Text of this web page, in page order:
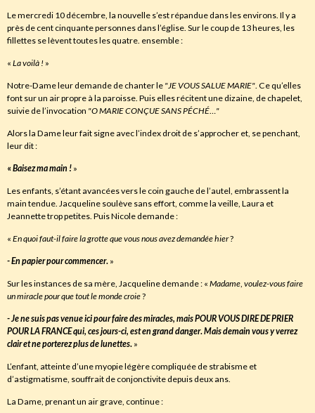
Le mercredi 10 décembre, la nouvelle s’est répandue dans les environs. Il y a
près de cent cinquante personnes dans l’église. Sur le coup de 13 heures, les
fillettes se lèvent toutes les quatre. ensemble :
« La voilà ! »
Notre-Dame leur demande de chanter le "JEVOUSSALUE MARIE". Ce qu’elles
font sur un air propre à la paroisse. Puis elles récitent une dizaine, de chapelet,
suivie de l’invocation "OMARIE CONÇUE SANS PÉCHÉ…"
Alors la Dame leur fait signe avec l’index droit de s’approcher et, se penchant,
leur dit :
«Baisez ma main ! »
Les enfants, s’étant avancées vers le coin gauche de l’autel, embrassent la
main tendue. Jacqueline soulève sans effort, comme la veille, Laura et
Jeannette trop petites. Puis Nicole demande :
« En quoi faut-il faire la grotte que vous nous avez demandée hier?
- En papier pour commencer. »
Sur les instances de sa mère, Jacqueline demande : « Madame, voulez-vous faire
un miracle pour que tout le monde croie?
- Je ne suis pas venue ici pour faire des miracles, maisPOUR VOUS DIRE DE PRIER
POUR LA FRANCEqui, ces jours-ci, est en grand danger.Mais demain vous y verrez
clair et ne porterez plus de lunettes. »
L’enfant, atteinte d’une myopie légère compliquée de strabisme et
d’astigmatisme, souffrait de conjonctivite depuis deux ans.
La Dame, prenant un air grave, continue :